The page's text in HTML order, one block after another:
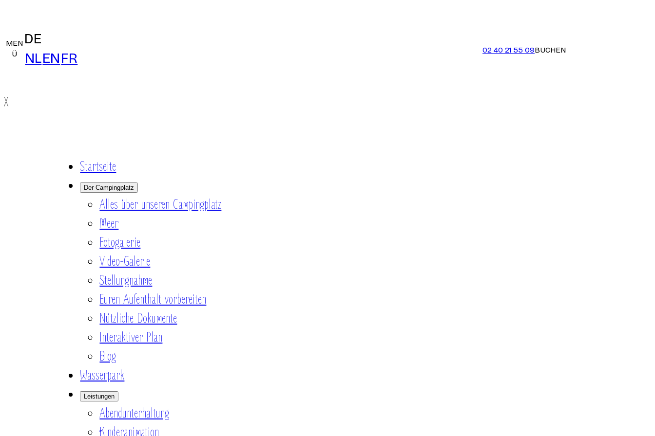
MEN
Ü
DE
NLENFR 02 40 21 55 09BUCHEN
X
Startseite
Der Campingplatz
Alles über unseren Campingplatz
Meer
Fotogalerie
Video-Galerie
Stellungnahme
Euren Aufenthalt vorbereiten
Nützliche Dokumente
Interaktiver Plan
Blog
Wasserpark
Leistungen
Abendunterhaltung
Kinderanimation